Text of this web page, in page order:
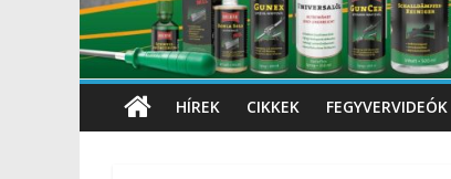
HÍREK CIKKEK FEGYVERVIDEÓK